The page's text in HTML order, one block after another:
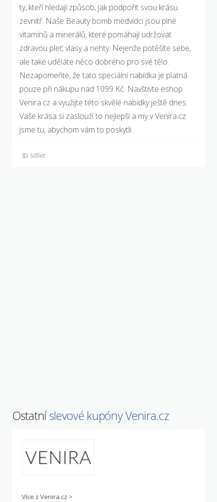
ty, kteří hledají způsob, jak podpořit svou krásu
zevnitř. Naše Beauty bomb medvídci jsou plné
vitamínů a minerálů, které pomáhají udržovat
zdravou pleť, vlasy a nehty. Nejenže potěšíte sebe,
ale také uděláte něco dobrého pro své tělo.
Nezapomeňte, že tato speciální nabídka je platná
pouze při nákupu nad 1099 Kč. Navštivte eshop
Venira.cz a využijte této skvělé nabídky ještě dnes.
Vaše krása si zaslouží to nejlepší a my v Venira.cz
jsme tu, abychom vám to poskytli.
Sdílet
Ostatníslevové kupóny Venira.cz
Více z Venira.cz >